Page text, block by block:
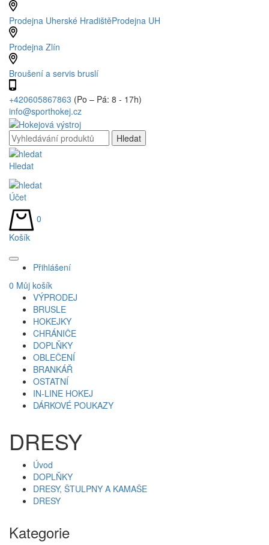
Prodejna Uherské HradištěProdejna UH
Prodejna Zlín
Broušení a servis bruslí
+420605867863 (Po – Pá: 8 - 17h)
info@sporthokej.cz
Hledat
Účet
0
Košík
Přihlášení
0 Můj košík
VÝPRODEJ
BRUSLE
HOKEJKY
CHRÁNIČE
DOPLŇKY
OBLEČENÍ
BRANKÁŘ
OSTATNÍ
IN-LINE HOKEJ
DÁRKOVÉ POUKAZY
DRESY
Úvod
DOPLŇKY
DRESY, ŠTULPNY A KAMAŠE
DRESY
Kategorie